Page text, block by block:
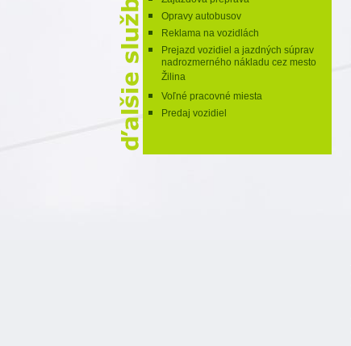
Opravy autobusov
Reklama na vozidlách
Prejazd vozidiel a jazdných súprav
nadrozmerného nákladu cez mesto
Žilina
Voľné pracovné miesta
Predaj vozidiel